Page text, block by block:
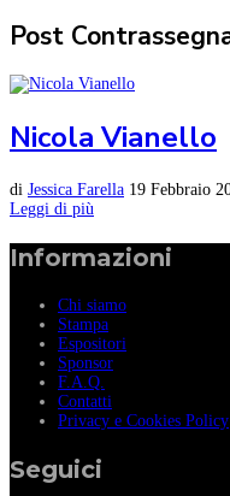
Post
Nicola Vianello
di Jessica Farella 19 Febbraio
Leggi di più
Informazioni
Chi siamo
Stampa
Espositori
Sponsor
F.A.Q.
Contatti
Privacy e Cookies Policy
Seguici